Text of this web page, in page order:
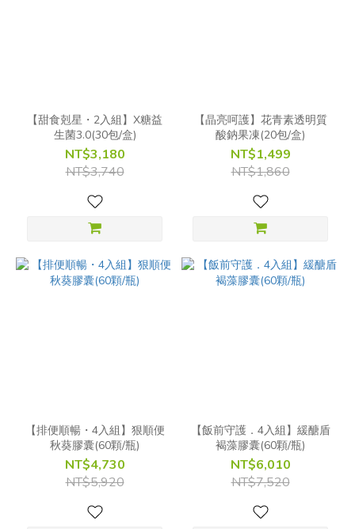
【甜食剋星・2入組】X糖益
生菌3.0(30包/盒)
NT$3,180
NT$3,740
【晶亮呵護】花青素透明質
酸鈉果凍(20包/盒)
NT$1,499
NT$1,860
【排便順暢・4入組】狠順便
秋葵膠囊(60顆/瓶)
NT$4,730
NT$5,920
【飯前守護．4入組】緩醣盾
褐藻膠囊(60顆/瓶)
NT$6,010
NT$7,520